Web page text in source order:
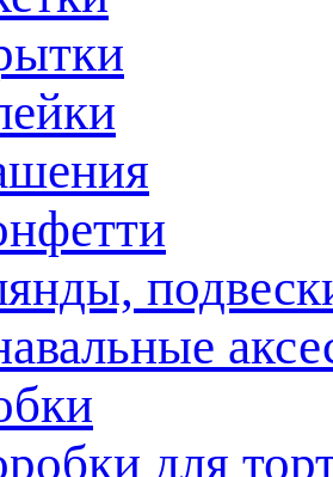
для